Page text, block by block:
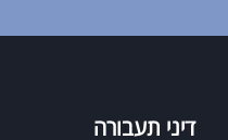
דיני תעבורה